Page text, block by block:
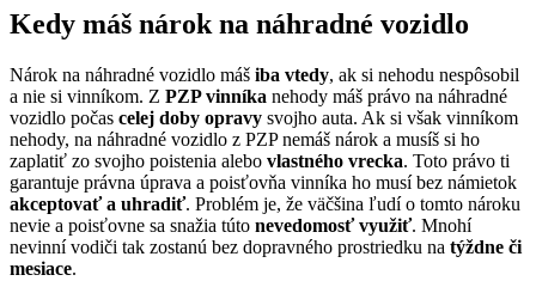
Kedy máš nárok na náhradné vozidlo
Nárok na náhradné vozidlo máš iba vtedy, ak si nehodu nespôsobil
a nie si vinníkom. Z PZP vinníka nehody máš právo na náhradné
vozidlo počas celej doby opravy svojho auta. Ak si však vinníkom
nehody, na náhradné vozidlo z PZP nemáš nárok a musíš si ho
zaplatiť zo svojho poistenia alebo vlastného vrecka. Toto právo ti
garantuje právna úprava a poisťovňa vinníka ho musí bez námietok
akceptovať a uhradiť. Problém je, že väčšina ľudí o tomto nároku
nevie a poisťovne sa snažia túto nevedomosť využiť. Mnohí
nevinní vodiči tak zostanú bez dopravného prostriedku na týždne či
mesiace.